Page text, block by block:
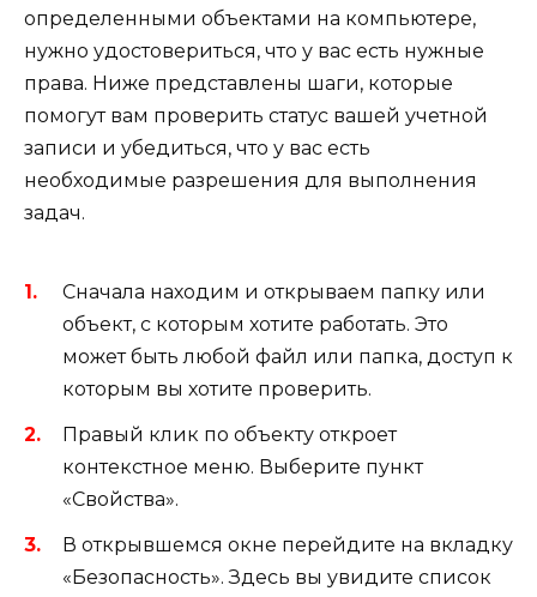
определенными объектами на компьютере,
нужно удостовериться, что у вас есть нужные
права. Ниже представлены шаги, которые
помогут вам проверить статус вашей учетной
записи и убедиться, что у вас есть
необходимые разрешения для выполнения
задач.
Сначала находим и открываем папку или
объект, с которым хотите работать. Это
может быть любой файл или папка, доступ к
которым вы хотите проверить.
Правый клик по объекту откроет
контекстное меню. Выберите пункт
«Свойства».
В открывшемся окне перейдите на вкладку
«Безопасность». Здесь вы увидите список